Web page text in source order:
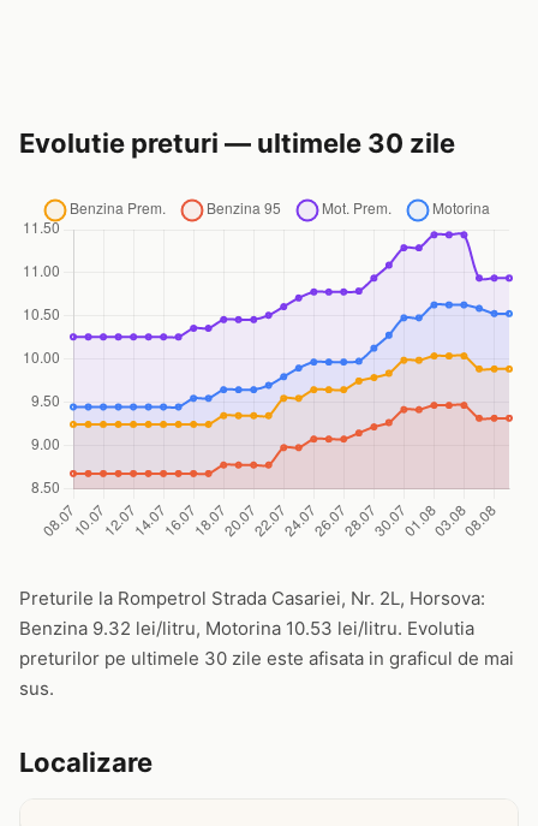
Evolutie preturi — ultimele 30 zile
Preturile la Rompetrol Strada Casariei, Nr. 2L, Horsova:
Benzina 9.32 lei/litru, Motorina 10.53 lei/litru. Evolutia
preturilor pe ultimele 30 zile este afisata in graficul de mai
sus.
Localizare